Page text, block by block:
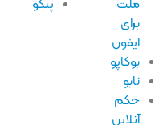
ایفون
بوکاپو
نابو
حکم
آنلاین
پنکو